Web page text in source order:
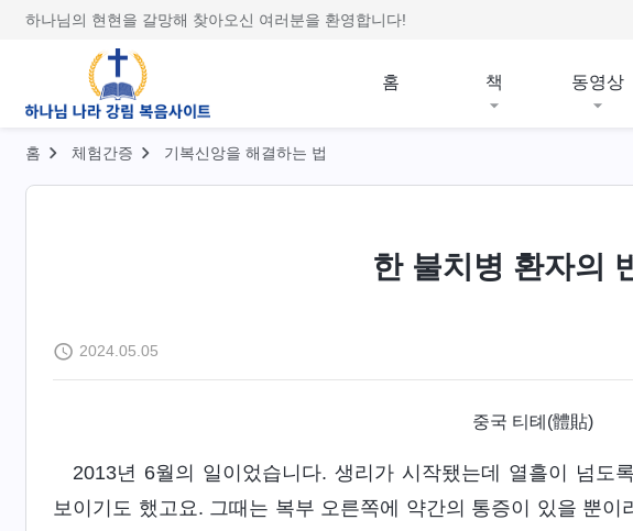
하나님의 현현을 갈망해 찾아오신 여러분을 환영합니다!
홈 책 동영상
홈 체험간증 기복신앙을 해결하는 법
한 불치병 환자의
2024.05.05
중국 티톄(體貼)
2013년 6월의 일이었습니다. 생리가 시작됐는데 열흘이 넘도
보이기도 했고요. 그때는 복부 오른쪽에 약간의 통증이 있을 뿐